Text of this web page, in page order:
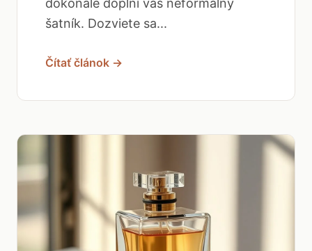
dokonale doplní váš neformálny
šatník. Dozviete sa...
Čítať článok →